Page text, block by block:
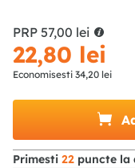
PRP 57,00 lei
22,80 lei
Economisesti 34,20 lei
Primesti 22 puncte la